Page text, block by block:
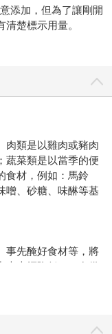
添加，但為了讓剛開
楚標示用量。
肉類是以雞肉或豬肉
蔬菜類是以當季的便
食材，例如：馬鈴
噌、砂糖、味醂等基
事先醃好食材等，將
也大幅降低了。在備
所以我選擇已經先去
包。如此一來，我們